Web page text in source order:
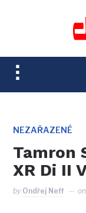
TOGGLE
SIDEBAR
NAVIGATION
NEZAŘAZENÉ
Tamron
XR Di II
by Ondřej Neff